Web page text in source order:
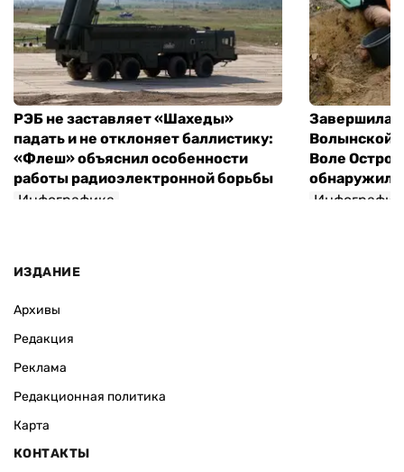
РЭБ не заставляет «Шахеды»
падать и не отклоняет баллистику:
«Флеш» объяснил особенности
работы радиоэлектронной борьбы
Инфографика
Волынской
Воле
обнаружили
ИЗДАНИЕ
Архивы
Редакция
Реклама
Редакционная политика
Карта
КОНТАКТЫ